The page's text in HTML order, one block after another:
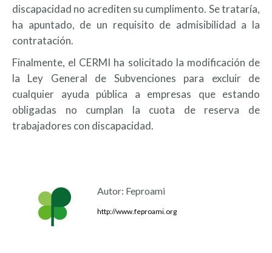
discapacidad no acrediten su cumplimento. Se trataría,
ha apuntado, de un requisito de admisibilidad a la
contratación.
Finalmente, el CERMI ha solicitado la modificación de
la Ley General de Subvenciones para excluir de
cualquier ayuda pública a empresas que estando
obligadas no cumplan la cuota de reserva de
trabajadores con discapacidad.
Autor: Feproami
http://www.feproami.org